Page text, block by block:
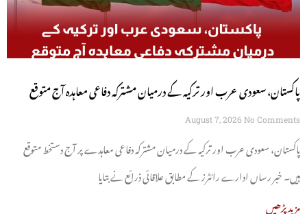
پاکستان، سعودی عرب اور ترکیہ کے درمیان مشترکہ دفاعی معاہدہ آج متوقع
August 7, 2026 No Comments
پاکستان، سعودی عرب اور ترکیہ کے درمیان مشترکہ دفاعی معاہدے پر آج دستخط متوقع
ہیں۔ خبر رساں ادارے رائٹرز کے مطابق علاقائی ذرائع نے بتایا
مزید پڑھیں